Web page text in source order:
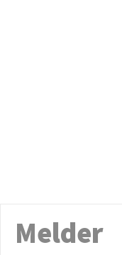
Melder